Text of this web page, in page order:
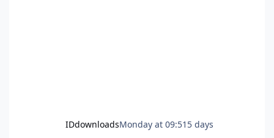
IDdownloadsMonday at 09:51 5 days